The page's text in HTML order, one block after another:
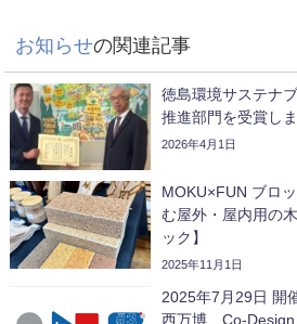
お知らせの関連記事
徳島環境サステナ
推進部門を受賞しま
2026年4月1日
MOKU×FUN ブロ
む屋外・屋内用の
ック】
2025年11月1日
2025年7月29日 開
西万博 Co-Design